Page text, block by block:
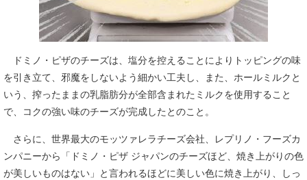
ドミノ・ピザのチーズは、塩分を控えることによりトッピングの味
を引き立て、邪魔をしないよう細かい工夫し、また、ホールミルクと
いう、搾ったままの乳脂肪分が全部含まれたミルクを使用すること
で、コクの強い味のチーズが完成したとのこと。
さらに、世界最大のモッツァレラチーズ会社、レプリノ・フーズカ
ンパニーから「ドミノ・ピザ ジャパンのチーズほど、焼き上がりの色
が美しいものはない」と言われるほどに美しい色に焼き上がり、しっ